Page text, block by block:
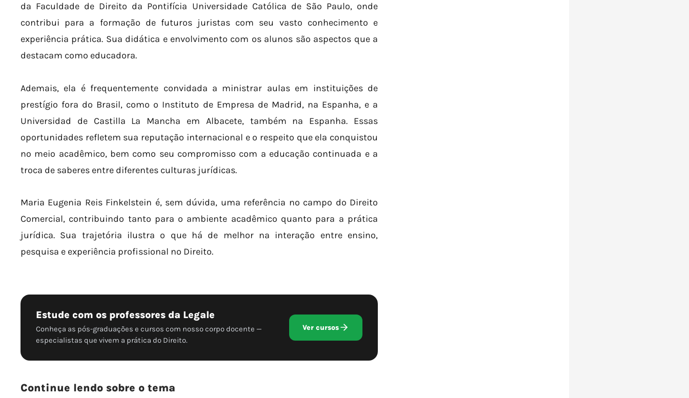
da Faculdade de Direito da Pontifícia Universidade Católica de São Paulo, onde
contribui para a formação de futuros juristas com seu vasto conhecimento e
experiência prática. Sua didática e envolvimento com os alunos são aspectos que a
destacam como educadora.
Ademais, ela é frequentemente convidada a ministrar aulas em instituições de
prestígio fora do Brasil, como o Instituto de Empresa de Madrid, na Espanha, e a
Universidad de Castilla La Mancha em Albacete, também na Espanha. Essas
oportunidades refletem sua reputação internacional e o respeito que ela conquistou
no meio acadêmico, bem como seu compromisso com a educação continuada e a
troca de saberes entre diferentes culturas jurídicas.
Maria Eugenia Reis Finkelstein é, sem dúvida, uma referência no campo do Direito
Comercial, contribuindo tanto para o ambiente acadêmico quanto para a prática
jurídica. Sua trajetória ilustra o que há de melhor na interação entre ensino,
pesquisa e experiência profissional no Direito.
Estude com os professores da Legale
Conheça as pós-graduações e cursos com nosso corpo docente —
especialistas que vivem a prática do Direito.
Ver cursos
Continue lendo sobre o tema